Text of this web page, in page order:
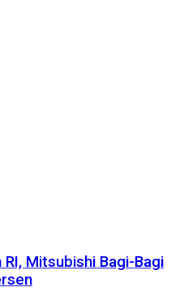
Mitsubishi Bagi-Bagi